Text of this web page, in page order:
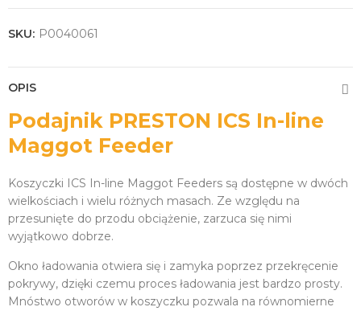
SKU: P0040061
OPIS
Podajnik PRESTON ICS In-line
Maggot Feeder
Koszyczki ICS In-line Maggot Feeders są dostępne w dwóch
wielkościach i wielu różnych masach. Ze względu na
przesunięte do przodu obciążenie, zarzuca się nimi
wyjątkowo dobrze.
Okno ładowania otwiera się i zamyka poprzez przekręcenie
pokrywy, dzięki czemu proces ładowania jest bardzo prosty.
Mnóstwo otworów w koszyczku pozwala na równomierne